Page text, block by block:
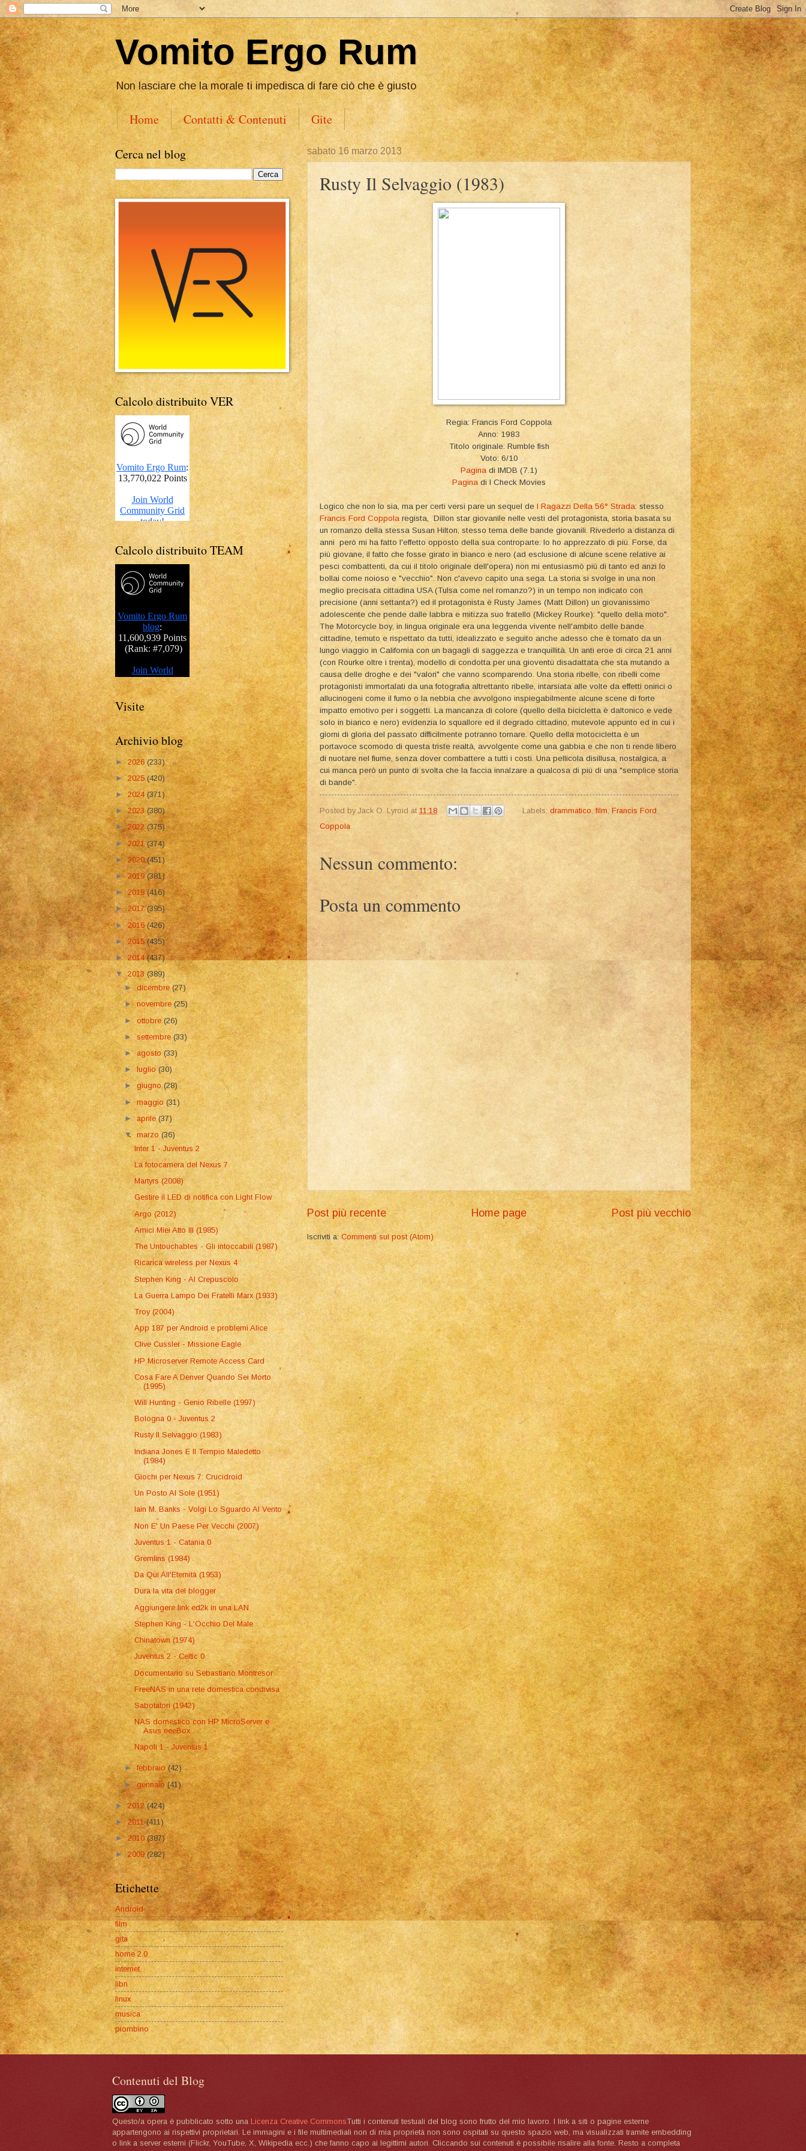
Vomito Ergo Rum
Non lasciare che la morale ti impedisca di fare ciò che è giusto
Home Contatti & Contenuti Gite
sabato 16 marzo 2013
Rusty Il Selvaggio (1983)
Regia: Francis Ford Coppola
Anno: 1983
Titolo originale: Rumble fish
Voto: 6/10
Pagina di IMDB (7.1)
Pagina di I Check Movies
Logico che non lo sia, ma per certi versi pare un sequel de I Ragazzi Della 56° Strada: stesso
Francis Ford Coppolaregista, Dillon star giovanile nelle vesti del protagonista, storia basata su
un romanzo della stessa Susan Hilton, stesso tema delle bande giovanili. Rivederlo a distanza di
anni però mi ha fatto l'effetto opposto della sua controparte: lo ho apprezzato di più. Forse, da
più giovane, il fatto che fosse girato in bianco e nero (ad esclusione di alcune scene relative ai
pesci combattenti, da cui il titolo originale dell'opera) non mi entusiasmò più di tanto ed anzi lo
bollai come noioso e "vecchio". Non c'avevo capito una sega. La storia si svolge in una non
meglio precisata cittadina USA (Tulsa come nel romanzo?) in un tempo non indicato con
precisione (anni settanta?) ed il protagonista è Rusty James (Matt Dillon) un giovanissimo
adolescente che pende dalle labbra e mitizza suo fratello (Mickey Rourke): "quello della moto".
The Motorcycle boy, in lingua originale era una leggenda vivente nell'ambito delle bande
cittadine, temuto e rispettato da tutti, idealizzato e seguito anche adesso che è tornato da un
lungo viaggio in California con un bagagli di saggezza e tranquillità. Un anti eroe di circa 21 anni
(con Rourke oltre i trenta), modello di condotta per una gioventù disadattata che sta mutando a
causa delle droghe e dei "valori" che vanno scomparendo. Una storia ribelle, con ribelli come
protagonisti immortalati da una fotografia altrettanto ribelle, intarsiata alle volte da effetti onirici o
allucinogeni come il fumo o la nebbia che avvolgono inspiegabilmente alcune scene di forte
impatto emotivo per i soggetti. La mancanza di colore (quello della bicicletta è daltonico e vede
solo in bianco e nero) evidenzia lo squallore ed il degrado cittadino, mutevole appunto ed in cui i
giorni di gloria del passato difficilmente potranno tornare. Quello della motocicletta è un
portavoce scomodo di questa triste realtà, avvolgente come una gabbia e che non ti rende libero
di nuotare nel fiume, senza dover combattere a tutti i costi. Una pellicola disillusa, nostalgica, a
cui manca però un punto di svolta che la faccia innalzare a qualcosa di più di una "semplice storia
di bande".
Posted by Jack O. Lyroid at11:18 Labels: drammatico,film Francis Ford
Coppola
Nessun commento:
Posta un commento
Post più recente Post più vecchio
Home page
Iscriviti a:Commenti sul post (Atom)
Cerca nel blog
Calcolo distribuito VER
Calcolo distribuito TEAM
Visite
Archivio blog
► 2026(233)
►2025(420)
►2024 (371)
►2023(380)
►2022 (375)
►2021(374)
►2020(451)
►2019(381)
►2018(416)
►2017(395)
►2016(426)
►2015(435)
►2014(437)
▼2013(389)
►dicembre(27)
►novembre(25)
►ottobre(26)
►settembre(33)
► agosto(33)
►luglio(30)
►giugno(28)
►maggio(31)
►aprile(37)
▼marzo(36)
Inter 1 - Juventus 2
La fotocamera del Nexus 7
Martyrs (2008)
Gestire il LED di notifica con Light Flow
Argo (2012)
Amici Miei Atto III (1985)
The Untouchables - Gli intoccabili (1987)
Ricarica wireless per Nexus 4
Stephen King - Al Crepuscolo
La Guerra Lampo Dei Fratelli Marx (1933)
Troy (2004)
App 187 per Android e problemi Alice
Clive Cussler - Missione Eagle
HP Microserver Remote Access Card
Cosa Fare A Denver Quando Sei Morto
(1995)
Will Hunting - Genio Ribelle (1997)
Bologna 0 - Juventus 2
Rusty Il Selvaggio (1983)
Indiana Jones E Il Tempio Maledetto
(1984)
Giochi per Nexus 7: Crucidroid
Un Posto Al Sole (1951)
Iain M. Banks - Volgi Lo Sguardo Al Vento
Non E' Un Paese Per Vecchi (2007)
Juventus 1 - Catania 0
Gremlins (1984)
Da Qui All'Eternità (1953)
Dura la vita del blogger
Aggiungere link ed2k in una LAN
Stephen King - L'Occhio Del Male
Chinatown (1974)
Juventus 2 - Celtic 0
Documentario su Sebastiano Montresor
FreeNAS in una rete domestica condivisa
Sabotatori (1942)
NAS domestico con HP MicroServer e
Asus eeeBox
Napoli 1 - Juventus 1
►febbraio(42)
►gennaio(41)
►2012(424)
►2011(411)
►2010(387)
►2009(282)
Etichette
Android
film
gita
home 2.0
internet
libri
linux
musica
piombino
Contenuti del Blog
Questo/a opera è pubblicato sotto una Licenza Creative CommonsTutti i contenuti testuali del blog sono frutto del mio lavoro. I link a siti o pagine esterne
appartengono ai rispettivi proprietari. Le immagini e i file multimediali non di mia proprietà non sono ospitati su questo spazio web, ma visualizzati tramite embedding
o link a server esterni (Flickr, YouTube, X, Wikipedia ecc.) che fanno capo ai legittimi autori. Cliccando sui contenuti è possibile risalire alla fonte. Resto a completa